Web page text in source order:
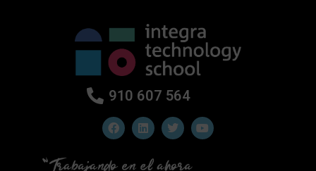
910 607 564